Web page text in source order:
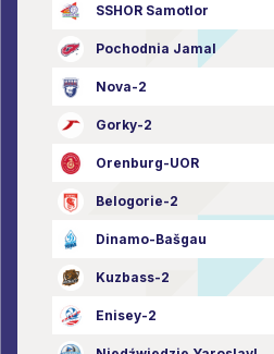
SSHOR Samotlor
Pochodnia Jamal
Nova-2
Gorky-2
Orenburg-UOR
Belogorie-2
Dinamo-Bašgau
Kuzbass-2
Enisey-2